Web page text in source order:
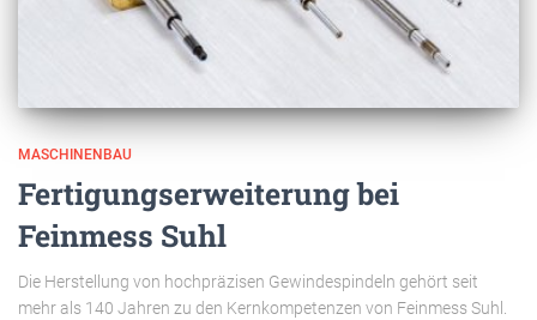
MASCHINENBAU
Fertigungserweiterung bei
Feinmess Suhl
Die Herstellung von hochpräzisen Gewindespindeln gehört seit
mehr als 140 Jahren zu den Kernkompetenzen von Feinmess Suhl.